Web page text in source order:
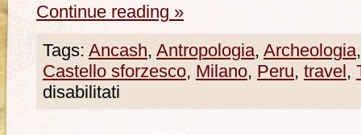
Continue reading »
Tags: Ancash, Antropologia, Archeologia
Castello sforzesco, Milano, Peru, travel ,
disabilitati